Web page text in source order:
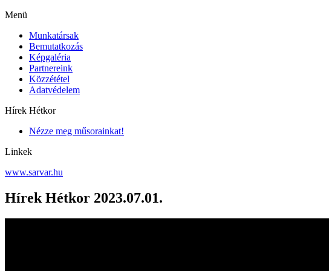
Menü
Munkatársak
Bemutatkozás
Képgaléria
Partnereink
Közzététel
Adatvédelem
Hírek Hétkor
Nézze meg műsorainkat!
Linkek
www.sarvar.hu
Hírek Hétkor 2023.07.01.